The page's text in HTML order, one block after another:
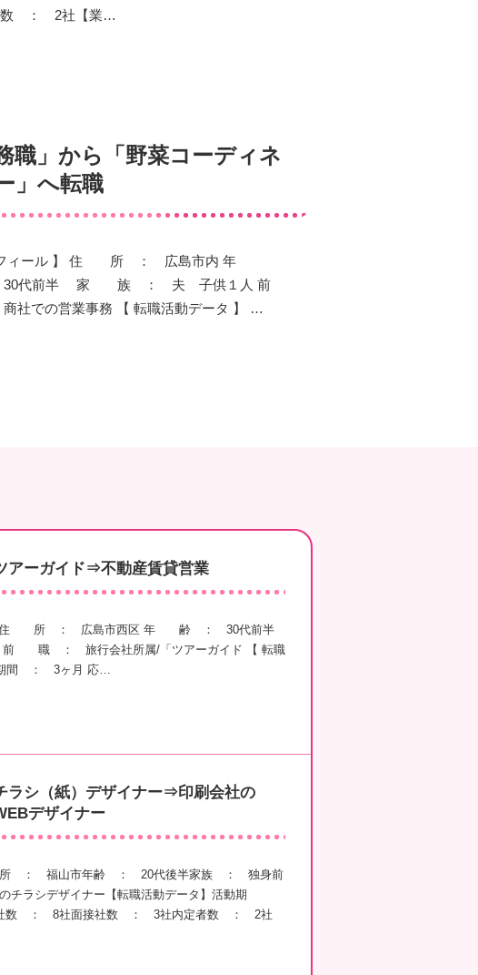
： 2社【業…
職」から「野菜コーディネ
」へ転職
フィール 】 住 所 ： 広島市内 年
代前半 家 族 ： 夫 子供１人 前
での営業事務 【 転職活動データ 】 …
アーガイド⇒不動産賃貸営業
】 住 所 ： 広島市西区 年 齢 ： 30代前半
： 旅行会社所属/「ツアーガイド 【 転職
期間 ： 3ヶ月 応…
ラシ（紙）デザイナー⇒印刷会社の
デザイナー
住所 ： 福山市年齢 ： 20代後半家族 ： 独身前
ラシデザイナー【転職活動データ】活動期
数 ： 8社面接社数 ： 3社内定者数 ： 2社